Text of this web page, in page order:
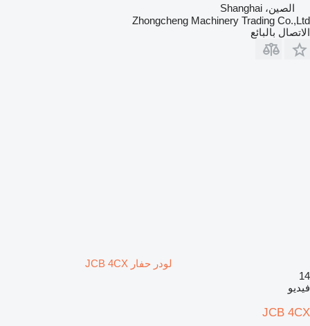
الصين، Shanghai
Zhongcheng Machinery Trading Co.,Ltd
الاتصال بالبائع
لودر حفار JCB 4CX
14
فيديو
JCB 4CX